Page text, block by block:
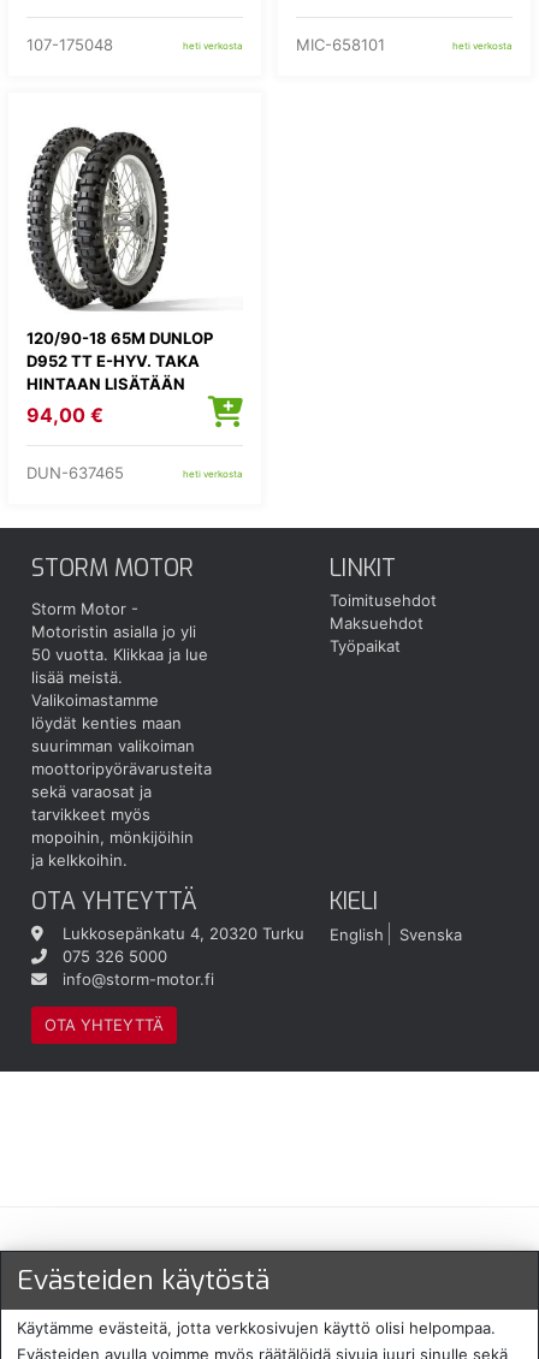
107-175048 heti verkosta MIC-658101 heti verkosta
120/90-18 65M DUNLOP
D952 TT E-HYV. TAKA
HINTAAN LISÄTÄÄN
KIERRÄTYSMAKSU 1,82E
94,00 €
DUN-637465 heti verkosta
STORM MOTOR
Storm Motor -
Motoristin asialla jo yli
50 vuotta. Klikkaa ja lue
lisää meistä.
Valikoimastamme
löydät kenties maan
suurimman valikoiman
moottoripyörävarusteita
sekä varaosat ja
tarvikkeet myös
mopoihin, mönkijöihin
ja kelkkoihin.
LINKIT
Toimitusehdot
Maksuehdot
Työpaikat
OTA YHTEYTTÄ
Lukkosepänkatu 4, 20320 Turku
075 326 5000
info@storm-motor.fi
OTA YHTEYTTÄ
KIELI
English Svenska
Maksu- ja toimitustavat
Evästeiden käytöstä
Käytämme evästeitä, jotta verkkosivujen käyttö olisi helpompaa.
Evästeiden avulla voimme myös räätälöidä sivuja juuri sinulle sekä